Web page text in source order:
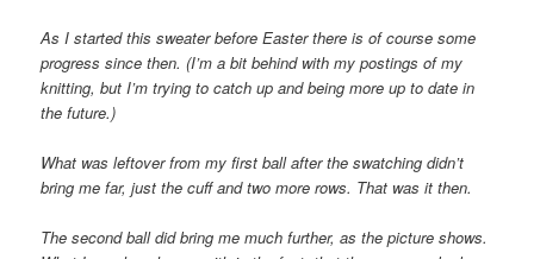
As I started this sweater before Easter there is of course some
progress since then. (I’m a bit behind with my postings of my
knitting, but I’m trying to catch up and being more up to date in
the future.)
What was leftover from my first ball after the swatching didn’t
bring me far, just the cuff and two more rows. That was it then.
The second ball did bring me much further, as the picture shows.